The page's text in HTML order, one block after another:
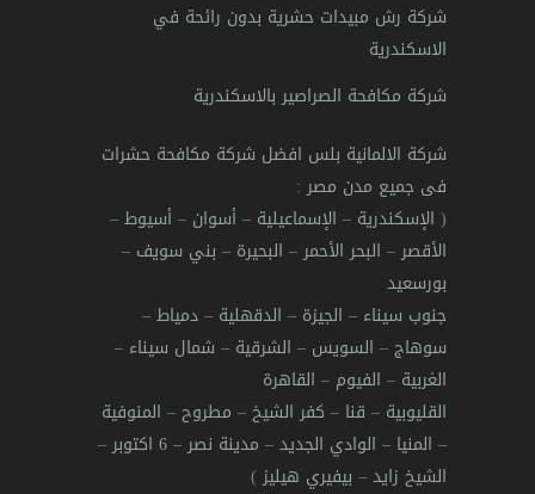
شركة رش مبيدات حشرية بدون رائحة في
الاسكندرية
شركة مكافحة الصراصير بالاسكندرية
شركة الالمانية بلس افضل شركة مكافحة حشرات
فى جميع مدن مصر:
( الإسكندرية – الإسماعيلية –أسوان –أسيوط–
الأقصر– البحر الأحمر– البحيرة – بني سويف –
بورسعيد
جنوب سيناء – الجيزة – الدقهلية –دمياط–
سوهاج– السويس – الشرقية – شمال سيناء –
الغربية – الفيوم – القاهرة
القليوبية – قنا – كفر الشيخ– مطروح– المنوفية
– المنيا – الوادي الجديد– مدينة نصر–6 اكتوبر
–
الشيخ زايد– بيفيري هيليز)